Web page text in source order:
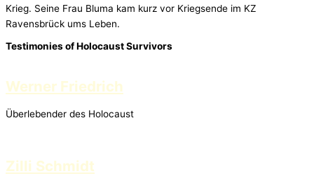
Krieg. Seine Frau Bluma kam kurz vor Kriegsende im KZ
Ravensbrück ums Leben.
Testimonies of Holocaust Survivors
Werner Friedrich
Überlebender des Holocaust
Zilli Schmidt